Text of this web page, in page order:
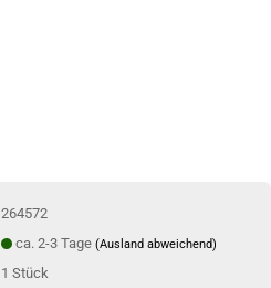
264572
ca. 2-3 Tage(Ausland abweichend)
1Stück